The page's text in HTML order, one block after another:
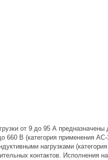
от 9 до 95 А предназначены
660 В (категория применения
нагрузками
контактов. Исполнения